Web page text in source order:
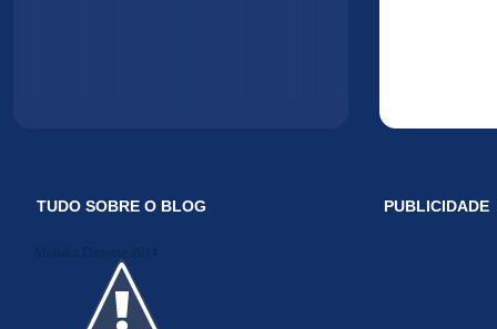
TUDO SOBRE O BLOG
Midiakit Danosse 2014
PUBLICIDADE